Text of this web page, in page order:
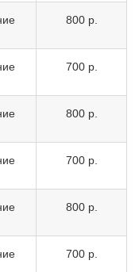
800 р.
700 р.
800 р.
700 р.
800 р.
700 р.